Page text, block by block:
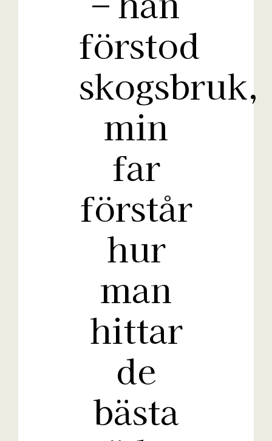
förstod
skogsbruk,
min
far
förstår
hur
man
hittar
de
bästa